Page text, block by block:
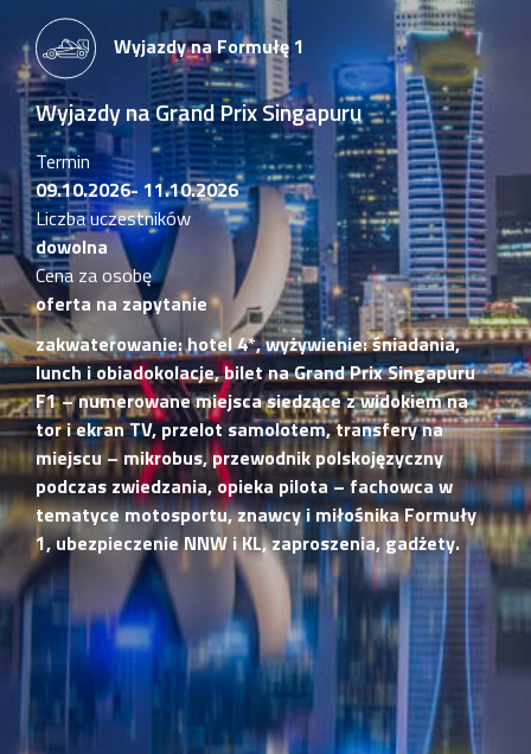
Wyjazdy na Formułę 1
Wyjazdy na Grand Prix Singapuru
Termin
09.10.2026- 11.10.2026
Liczba uczestników
dowolna
Cena za osobę
oferta na zapytanie
zakwaterowanie: hotel 4*, wyżywienie: śniadania,
lunch i obiadokolacje, bilet na Grand Prix Singapuru
F1 – numerowane miejsca siedzące z widokiem na
tor i ekran TV, przelot samolotem, transfery na
miejscu – mikrobus, przewodnik polskojęzyczny
podczas zwiedzania, opieka pilota – fachowca w
tematyce motosportu, znawcy i miłośnika Formuły
1, ubezpieczenie NNW i KL, zaproszenia, gadżety.